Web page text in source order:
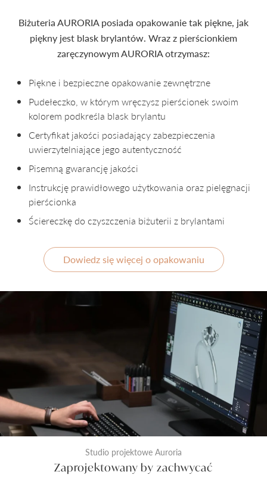
Biżuteria AURORIA posiada opakowanie tak piękne, jak
piękny jest blask brylantów. Wraz z pierścionkiem
zaręczynowym AURORIA otrzymasz:
Piękne i bezpieczne opakowanie zewnętrzne
Pudełeczko, w którym wręczysz pierścionek swoim
kolorem podkreśla blask brylantu
Certyfikat jakości posiadający zabezpieczenia
uwierzytelniające jego autentyczność
Pisemną gwarancję jakości
Instrukcję prawidłowego użytkowania oraz pielęgnacji
pierścionka
Ściereczkę do czyszczenia biżuterii z brylantami
Dowiedz się więcej o opakowaniu
Studio projektowe Auroria
Zaprojektowany by zachwycać